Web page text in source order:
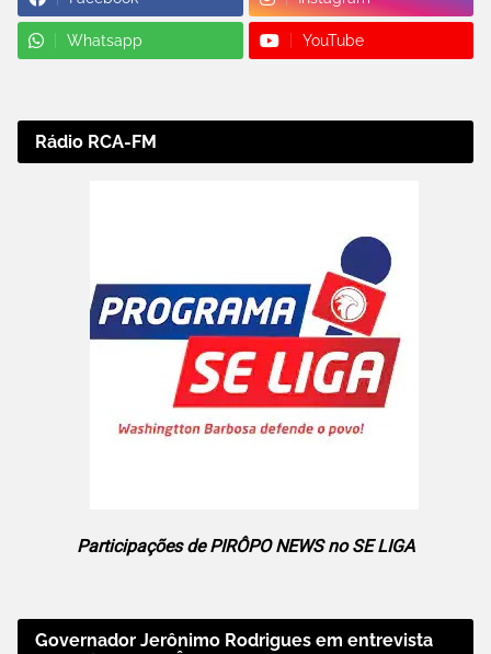
Whatsapp YouTube
Rádio RCA-FM
Participações de PIRÔPO NEWS no SE LIGA
Governador Jerônimo Rodrigues em entrevista